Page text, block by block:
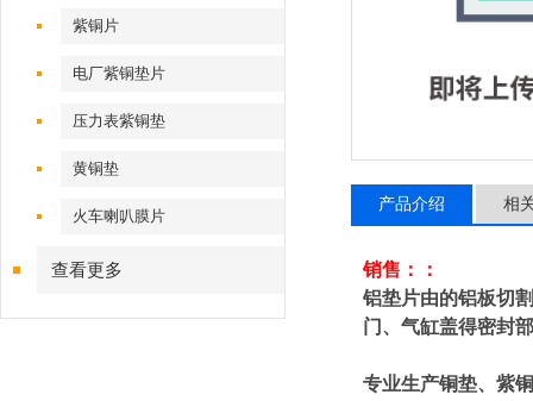
紫铜片
电厂紫铜垫片
压力表紫铜垫
黄铜垫
火车喇叭膜片
查看更多
产品介绍 相
销售：：
铝垫片由的铝板切
门、气缸盖得密封
专业生产铜垫、紫